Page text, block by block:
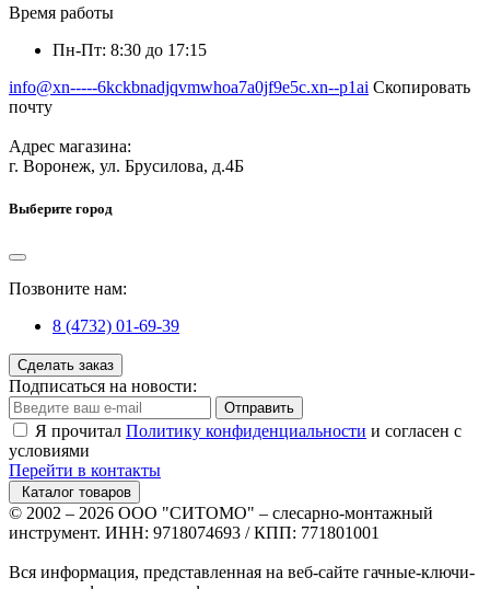
Время работы
Пн-Пт: 8:30 до 17:15
info@xn-----6kckbnadjqvmwhoa7a0jf9e5c.xn--p1ai Скопировать
почту
Адрес магазина:
г. Воронеж, ул. Брусилова, д.4Б
Выберите город
Позвоните нам:
8 (4732) 01-69-39
Сделать заказ
Подписаться на новости:
Отправить
Я прочитал Политику конфиденциальности и согласен с
условиями
Перейти в контакты
Каталог товаров
© 2002 – 2026 ООО "СИТОМО" – слесарно-монтажный
инструмент. ИНН: 9718074693 / КПП: 771801001
Вся информация, представленная на веб-сайте гачные-ключи-